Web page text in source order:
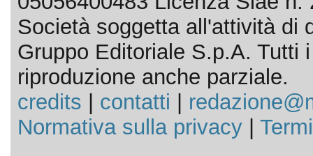
Società soggetta all'attività di
Gruppo Editoriale S.p.A. Tutti
riproduzione anche parziale.
credits
contatti
Normativa sulla privacy|